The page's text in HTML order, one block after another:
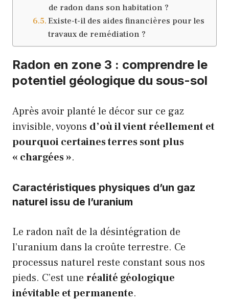
de radon dans son habitation ?
Existe-t-il des aides financières pour les
travaux de remédiation ?
Radon en zone 3 : comprendre le
potentiel géologique du sous-sol
Après avoir planté le décor sur ce gaz
invisible, voyons d’où il vient réellement et
pourquoi certaines terres sont plus
« chargées ».
Caractéristiques physiques d’un gaz
naturel issu de l’uranium
Le radon naît de la désintégration de
l’uranium dans la croûte terrestre. Ce
processus naturel reste constant sous nos
pieds. C’est une réalité géologique
inévitable et permanente.